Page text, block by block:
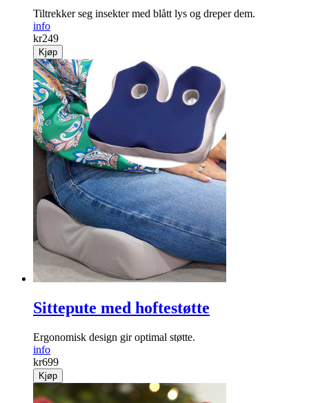
Tiltrekker seg insekter med blått lys og dreper dem.
info
kr249
Kjøp
Sittepute med hoftestøtte
Ergonomisk design gir optimal støtte.
info
kr699
Kjøp